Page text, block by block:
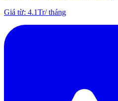
Giá từ: 4.1Tr/tháng